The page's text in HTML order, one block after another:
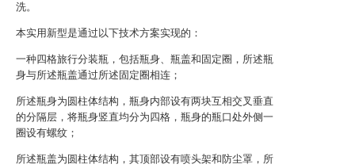
洗。
本实用新型是通过以下技术方案实现的：
一种四格旅行分装瓶，包括瓶身、瓶盖和固定圈，所述瓶
身与所述瓶盖通过所述固定圈相连；
所述瓶身为圆柱体结构，瓶身内部设有两块互相交叉垂直
的分隔层，将瓶身竖直均分为四格，瓶身的瓶口处外侧一
圈设有螺纹；
所述瓶盖为圆柱体结构，其顶部设有喷头架和防尘罩，所